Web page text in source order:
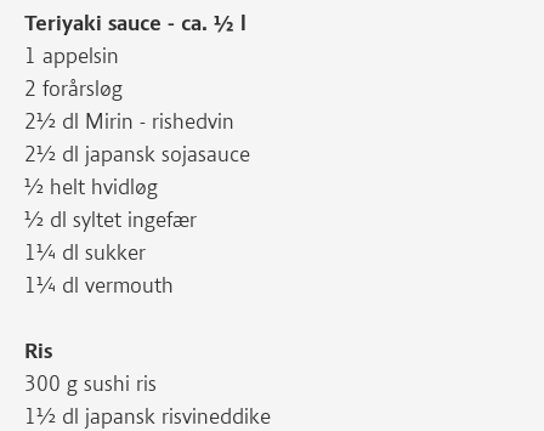
Teriyaki sauce - ca. ½ l
1 appelsin
2 forårsløg
2½ dl Mirin - rishedvin
2½ dl japansk sojasauce
½ helt hvidløg
½ dl syltet ingefær
1¼ dl sukker
1¼ dl vermouth
Ris
300 g sushi ris
1½ dl japansk risvineddike